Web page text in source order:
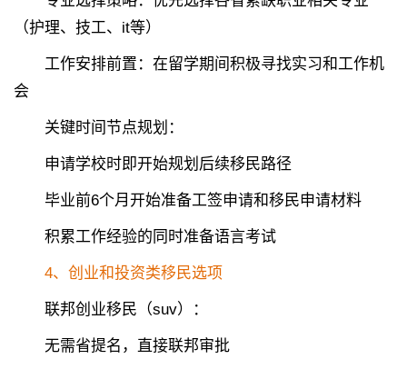
（护理、技工、it等）
工作安排前置：在留学期间积极寻找实习和工作机
会
关键时间节点规划：
申请学校时即开始规划后续移民路径
毕业前6个月开始准备工签申请和移民申请材料
积累工作经验的同时准备语言考试
4、创业和投资类移民选项
联邦创业移民（suv）：
无需省提名，直接联邦审批